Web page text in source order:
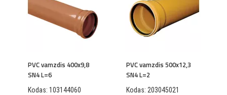
PVC vamzdis 400x9,8
SN4 L=6
Kodas: 103144060
PVC vamzdis 500x12,3
SN4 L=2
Kodas: 203045021